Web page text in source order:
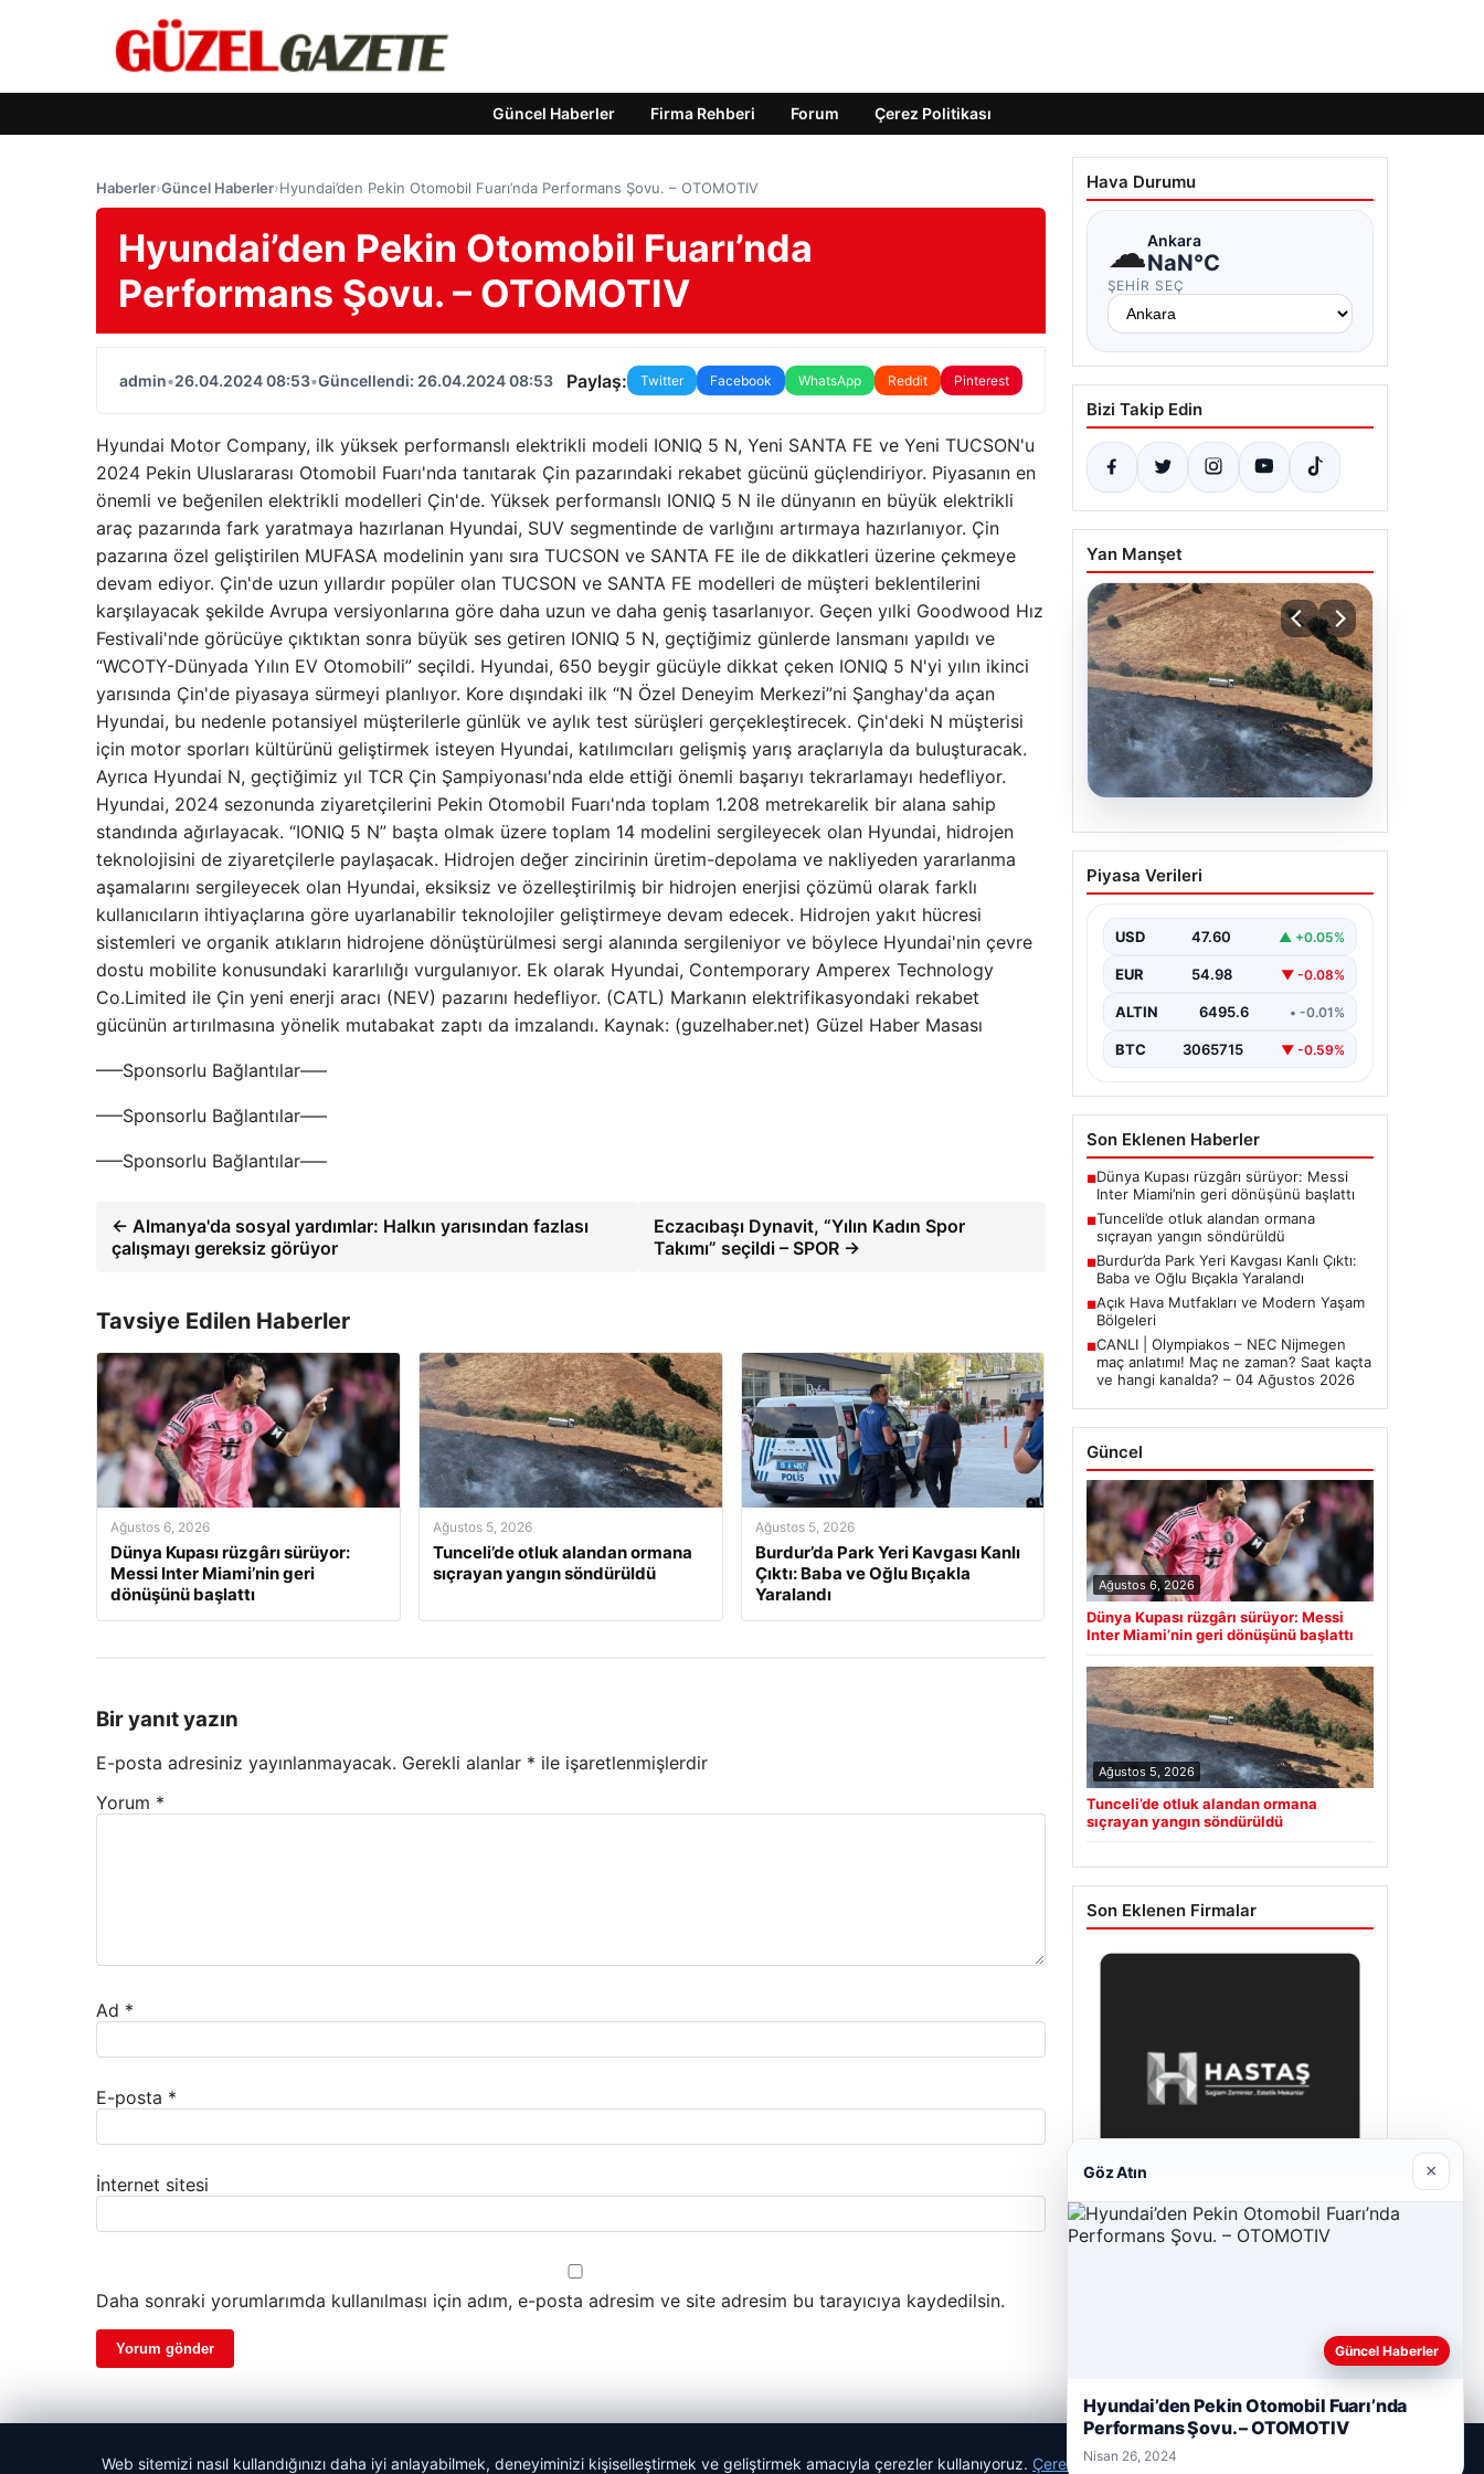
Güncel Haberler Firma Rehberi Forum Çerez Politikası
Haberler›Güncel Haberler›Hyundai’den Pekin Otomobil Fuarı’nda Performans Şovu. – OTOMOTIV
Hyundai’den Pekin Otomobil Fuarı’nda
Performans Şovu. – OTOMOTIV
admin•26.04.2024 08:53•Güncellendi: 26.04.2024 08:53 Paylaş: Twitter Facebook WhatsApp Reddit Pinterest
Hyundai Motor Company, ilk yüksek performanslı elektrikli modeli IONIQ 5 N, Yeni SANTA FE ve Yeni TUCSON'u
2024 Pekin Uluslararası Otomobil Fuarı'nda tanıtarak Çin pazarındaki rekabet gücünü güçlendiriyor. Piyasanın en
önemli ve beğenilen elektrikli modelleri Çin'de. Yüksek performanslı IONIQ 5 N ile dünyanın en büyük elektrikli
araç pazarında fark yaratmaya hazırlanan Hyundai, SUV segmentinde de varlığını artırmaya hazırlanıyor. Çin
pazarına özel geliştirilen MUFASA modelinin yanı sıra TUCSON ve SANTA FE ile de dikkatleri üzerine çekmeye
devam ediyor. Çin'de uzun yıllardır popüler olan TUCSON ve SANTA FE modelleri de müşteri beklentilerini
karşılayacak şekilde Avrupa versiyonlarına göre daha uzun ve daha geniş tasarlanıyor. Geçen yılki Goodwood Hız
Festivali'nde görücüye çıktıktan sonra büyük ses getiren IONIQ 5 N, geçtiğimiz günlerde lansmanı yapıldı ve
“WCOTY-Dünyada Yılın EV Otomobili” seçildi. Hyundai, 650 beygir gücüyle dikkat çeken IONIQ 5 N'yi yılın ikinci
yarısında Çin'de piyasaya sürmeyi planlıyor. Kore dışındaki ilk “N Özel Deneyim Merkezi”ni Şanghay'da açan
Hyundai, bu nedenle potansiyel müşterilerle günlük ve aylık test sürüşleri gerçekleştirecek. Çin'deki N müşterisi
için motor sporları kültürünü geliştirmek isteyen Hyundai, katılımcıları gelişmiş yarış araçlarıyla da buluşturacak.
Ayrıca Hyundai N, geçtiğimiz yıl TCR Çin Şampiyonası'nda elde ettiği önemli başarıyı tekrarlamayı hedefliyor.
Hyundai, 2024 sezonunda ziyaretçilerini Pekin Otomobil Fuarı'nda toplam 1.208 metrekarelik bir alana sahip
standında ağırlayacak. “IONIQ 5 N” başta olmak üzere toplam 14 modelini sergileyecek olan Hyundai, hidrojen
teknolojisini de ziyaretçilerle paylaşacak. Hidrojen değer zincirinin üretim-depolama ve nakliyeden yararlanma
aşamalarını sergileyecek olan Hyundai, eksiksiz ve özelleştirilmiş bir hidrojen enerjisi çözümü olarak farklı
kullanıcıların ihtiyaçlarına göre uyarlanabilir teknolojiler geliştirmeye devam edecek. Hidrojen yakıt hücresi
sistemleri ve organik atıkların hidrojene dönüştürülmesi sergi alanında sergileniyor ve böylece Hyundai'nin çevre
dostu mobilite konusundaki kararlılığı vurgulanıyor. Ek olarak Hyundai, Contemporary Amperex Technology
Co.Limited ile Çin yeni enerji aracı (NEV) pazarını hedefliyor. (CATL) Markanın elektrifikasyondaki rekabet
gücünün artırılmasına yönelik mutabakat zaptı da imzalandı. Kaynak: (guzelhaber.net) Güzel Haber Masası
—–Sponsorlu Bağlantılar—–
—–Sponsorlu Bağlantılar—–
—–Sponsorlu Bağlantılar—–
← Almanya'da sosyal yardımlar: Halkın yarısından fazlası
çalışmayı gereksiz görüyor
Eczacıbaşı Dynavit, “Yılın Kadın Spor
Takımı” seçildi – SPOR →
Tavsiye Edilen Haberler
Ağustos 6, 2026
Dünya Kupası rüzgârı sürüyor:
Messi Inter Miami’nin geri
dönüşünü başlattı
Ağustos 5, 2026
Tunceli’de otluk alandan ormana
sıçrayan yangın söndürüldü
Ağustos 5, 2026
Burdur’da Park Yeri Kavgası Kanlı
Çıktı: Baba ve Oğlu Bıçakla
Yaralandı
Bir yanıt yazın
E-posta adresiniz yayınlanmayacak. Gerekli alanlar * ile işaretlenmişlerdir
Yorum *
Ad *
E-posta *
İnternet sitesi
Daha sonraki yorumlarımda kullanılması için adım, e-posta adresim ve site adresim bu tarayıcıya kaydedilsin.
Hava Durumu
☁Ankara
NaN°C
ŞEHIR SEÇ
Bizi Takip Edin
Yan Manşet
05.08.2026
Tunceli’de otluk alandan
ormana sıçrayan yangın
Piyasa Verileri
USD 47.60 ▲ +0.05%
EUR 54.98 ▼ -0.08%
ALTIN 6495.6 • -0.01%
BTC 3065715 ▼ -0.59%
Son Eklenen Haberler
■Dünya Kupası rüzgârı sürüyor: Messi
Inter Miami’nin geri dönüşünü başlattı
■Tunceli’de otluk alandan ormana
sıçrayan yangın söndürüldü
■Burdur’da Park Yeri Kavgası Kanlı Çıktı:
Baba ve Oğlu Bıçakla Yaralandı
■Açık Hava Mutfakları ve Modern Yaşam
Bölgeleri
■CANLI | Olympiakos – NEC Nijmegen
maç anlatımı! Maç ne zaman? Saat kaçta
ve hangi kanalda? – 04 Ağustos 2026
Güncel
Ağustos 6, 2026
Dünya Kupası rüzgârı sürüyor: Messi
Inter Miami’nin geri dönüşünü başlattı
Ağustos 5, 2026
Tunceli’de otluk alandan ormana
sıçrayan yangın söndürüldü
Son Eklenen Firmalar
Hastaş Beton
Web sitemizi nasıl kullandığınızı daha iyi anlayabilmek, deneyiminizi kişiselleştirmek ve geliştirmek amacıyla çerezler kullanıyoruz. Çerez Politikamız
Göz Atın ×
Güncel Haberler
Hyundai’den Pekin Otomobil Fuarı’nda
Performans Şovu. – OTOMOTIV
Nisan 26, 2024